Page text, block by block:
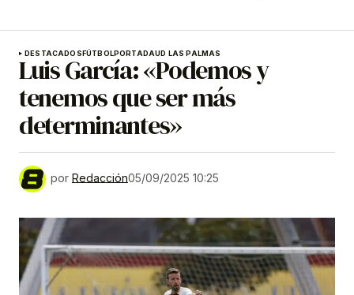
DESTACADOSFÚTBOLPORTADAUD LAS PALMAS
Luis García: «Podemos y
tenemos que ser más
determinantes»
por Redacción05/09/2025 10:25